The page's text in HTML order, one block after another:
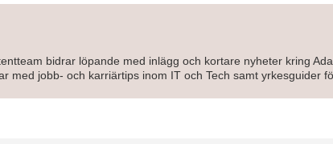
bidrar löpande med inlägg och kortare nyheter kring
med jobb- och karriärtips inom IT och Tech samt yrkesguider